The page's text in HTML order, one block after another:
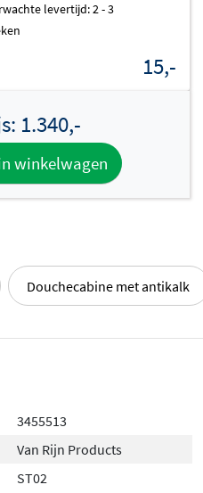
15,-
1.340,-
winkelwagen
Douchecabine met antikalk
3455513
Van Rijn Products
ST02